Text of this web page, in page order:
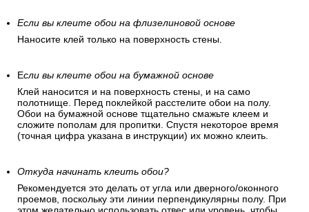
Если вы клеите обои на флизелиновой основе
Наносите клей только на поверхность стены.
Если вы клеите обои на бумажной основе
Клей наносится и на поверхность стены, и на само
полотнище. Перед поклейкой расстелите обои на полу.
Обои на бумажной основе тщательно смажьте клеем и
сложите пополам для пропитки. Спустя некоторое время
(точная цифра указана в инструкции) их можно клеить.
Откуда начинать клеить обои?
Рекомендуется это делать от угла или дверного/оконного
проемов, поскольку эти линии перпендикулярны полу. При